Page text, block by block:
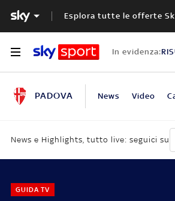
Esplora tutte le offerte
In evidenza:
PADOVA News Video
News e Highlights, tutto live: seguici su
GUIDA TV